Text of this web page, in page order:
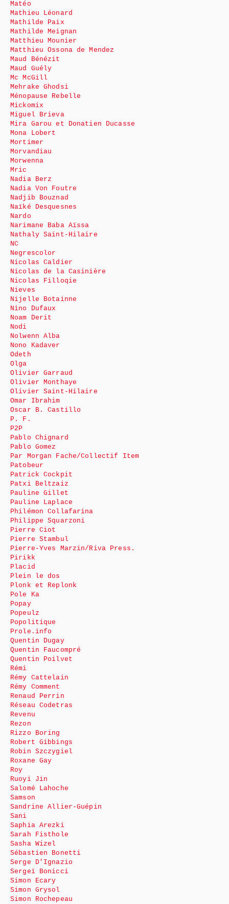
Matéo
Mathieu Léonard
Mathilde Paix
Mathilde Meignan
Matthieu Mounier
Matthieu Ossona de Mendez
Maud Bénézit
Maud Guély
Mc McGill
Mehrake Ghodsi
Ménopause Rebelle
Mickomix
Miguel Brieva
Mira Garou et Donatien Ducasse
Mona Lobert
Mortimer
Morvandiau
Morwenna
Mric
Nadia Berz
Nadia Von Foutre
Nadjib Bouznad
Naïké Desquesnes
Nardo
Narimane Baba Aïssa
Nathaly Saint-Hilaire
NC
Negrescolor
Nicolas Caldier
Nicolas de la Casinière
Nicolas Filloqie
Nieves
Nijelle Botainne
Nino Dufaux
Noam Derit
Nodi
Nolwenn Alba
Nono Kadaver
Odeth
Olga
Olivier Garraud
Olivier Monthaye
Olivier Saint-Hilaire
Omar Ibrahim
Oscar B. Castillo
P. F.
P2P
Pablo Chignard
Pablo Gomez
Par Morgan Fache/Collectif Item
Patobeur
Patrick Cockpit
Patxi Beltzaiz
Pauline Gillet
Pauline Laplace
Philémon Collafarina
Philippe Squarzoni
Pierre Ciot
Pierre Stambul
Pierre-Yves Marzin/Riva Press.
Pirikk
Placid
Plein le dos
Plonk et Replonk
Pole Ka
Popay
Popeulz
Popolitique
Prole.info
Quentin Dugay
Quentin Faucompré
Quentin Poilvet
Rémi
Rémy Cattelain
Rémy Comment
Renaud Perrin
Réseau Codetras
Revenu
Rezon
Rizzo Boring
Robert Gibbings
Robin Szczygiel
Roxane Gay
Roy
Ruoyi Jin
Salomé Lahoche
Samson
Sandrine Allier-Guépin
Sani
Saphia Arezki
Sarah Fisthole
Sasha Wizel
Sébastien Bonetti
Serge D’Ignazio
Sergeï Bonicci
Simon Ecary
Simon Grysol
Simon Rochepeau